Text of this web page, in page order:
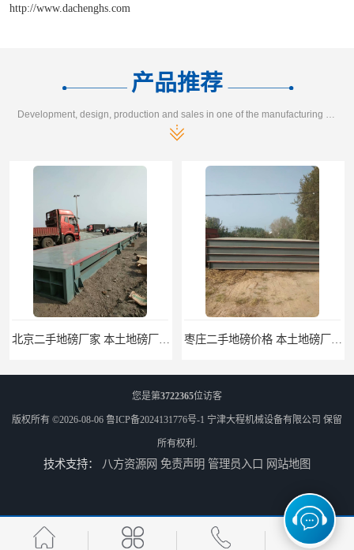
http://www.dachenghs.com
产品推荐
滨州二手地磅价格 价格优惠 潍坊旧地磅出售 厂家直销
您是第3722365位访客
版权所有 ©2026-08-06 鲁ICP备2024131776号-1 宁津大程机械设备有限公司 保留
所有权利.
技术支持： 八方资源网 免责声明 管理员入口 网站地图